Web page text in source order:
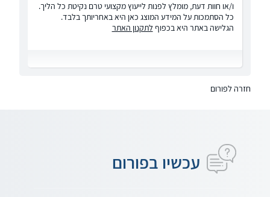
ו/או חוות דעת, מומלץ לפנות לייעוץ מקצועי טרם נקיטת כל הליך.
כל הסתמכות על המידע המוצג כאן היא באחריותך בלבד.
הגלישה באתר היא בכפוף לתקנון האתר
חזרה לפורום
עכשיו בפורום